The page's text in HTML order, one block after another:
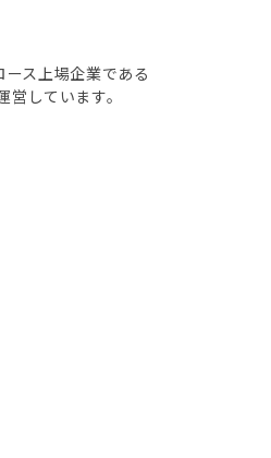
ース上場企業である
しています。